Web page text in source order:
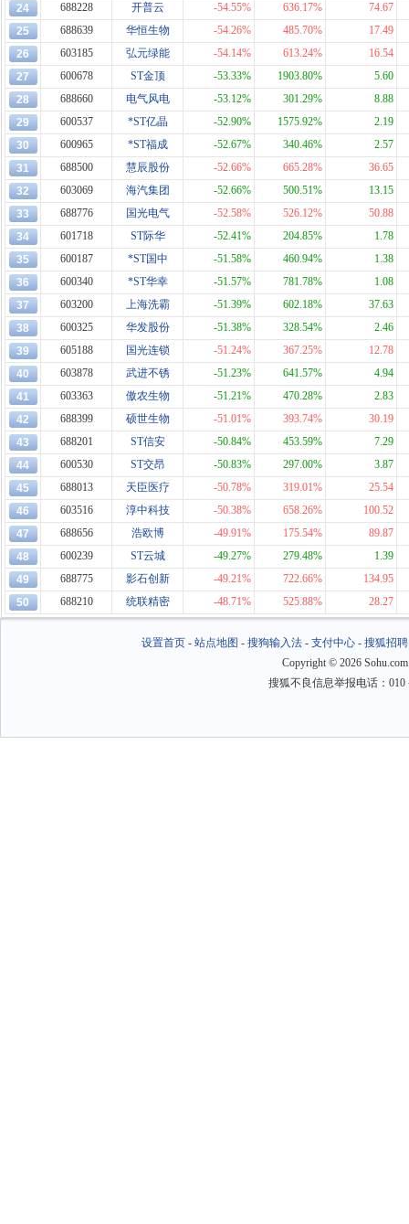
24
688228 开普云 -54.55% 636.17%
74.67
25
688639 华恒生物 -54.26% 485.70%
17.49
26
603185 弘元绿能 -54.14% 613.24%
16.54
27
600678 ST金顶 -53.33% 1903.80%
5.60
28
688660 电气风电 -53.12% 301.29%
8.88
29
600537 *ST亿晶 -52.90% 1575.92%
2.19
30
600965 *ST福成 -52.67% 340.46%
2.57
31
688500 慧辰股份 -52.66% 665.28%
36.65
32
603069 海汽集团 -52.66% 500.51%
13.15
33
688776 国光电气 -52.58% 526.12%
50.88
34
601718 ST际华 -52.41% 204.85%
1.78
35
600187 *ST国中 -51.58% 460.94%
1.38
36
600340 *ST华幸 -51.57% 781.78%
1.08
37
603200 上海洗霸 -51.39% 602.18%
37.63
38
600325 华发股份 -51.38% 328.54%
2.46
39
605188 国光连锁 -51.24% 367.25%
12.78
40
603878 武进不锈 -51.23% 641.57%
4.94
41
603363 傲农生物 -51.21% 470.28%
2.83
42
688399 硕世生物 -51.01% 393.74%
30.19
43
688201 ST信安 -50.84% 453.59%
7.29
44
600530 ST交昂 -50.83% 297.00%
3.87
45
688013 天臣医疗 -50.78% 319.01%
25.54
46
603516 淳中科技 -50.38% 658.26%
100.52
47
688656 浩欧博 -49.91% 175.54%
89.87
48
600239 ST云城 -49.27% 279.48%
1.39
49
688775 影石创新 -49.21% 722.66%
134.95
50
688210 统联精密 -48.71% 525.88% 28.27
设置首页- 站点地图 - 搜狗输入法- 支付中心- 搜狐招聘
Copyright © 2026
搜狐不良信息举报电话：010